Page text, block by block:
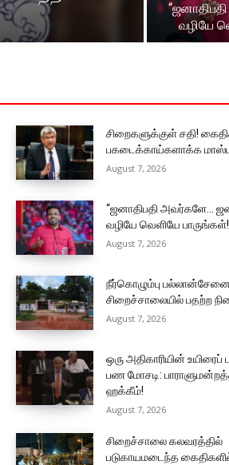
வழியே
சிறைகளுக்குள் சதி!
பகடைக்காய்களாக்க
August 7, 2026
“ஜனாதிபதி அவர்களே…
வழியே வெளியே
August 7, 2026
நீர்கொழும்பு பல்லான்சேனை
சிறைச்சாலையில் பதற்ற
August 7, 2026
ஒரு அதிகாரியின் உயிரைப்
பண மோசடி:
ஹக்கீம்!
August 7, 2026
சிறைச்சாலை கலவரத்தில்
படுகாயமடைந்த